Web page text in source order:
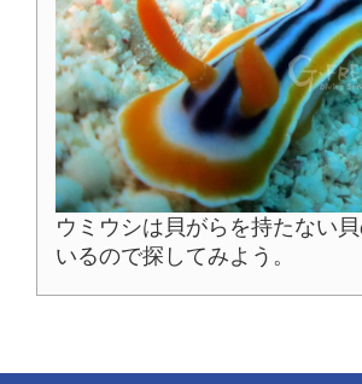
ウミウシは貝がらを持たない
いるので探してみよう。